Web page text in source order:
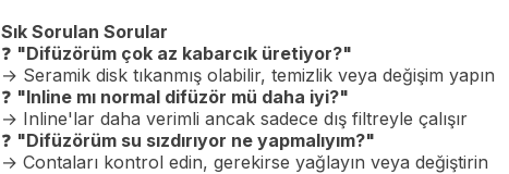
Sık Sorulan Sorular
❓ "Difüzörüm çok az kabarcık üretiyor?"
→ Seramik disk tıkanmış olabilir, temizlik veya değişim yapın
❓ "Inline mı normal difüzör mü daha iyi?"
→ Inline'lar daha verimli ancak sadece dış filtreyle çalışır
❓ "Difüzörüm su sızdırıyor ne yapmalıyım?"
→ Contaları kontrol edin, gerekirse yağlayın veya değiştirin